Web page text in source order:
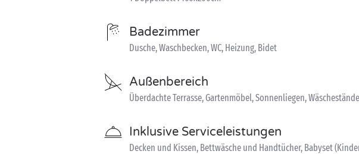
Badezimmer
Dusche, Waschbecken, WC, Heizung, Bidet
Außenbereich
Überdachte Terrasse, Gartenmöbel, Sonnenliegen,
Inklusive Serviceleistungen
Decken und Kissen, Bettwäsche und Handtücher, Babyset